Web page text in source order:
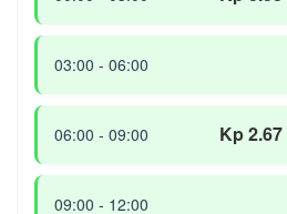
03:00 - 06:00
06:00 - 09:00 Kp 2.67
09:00 - 12:00